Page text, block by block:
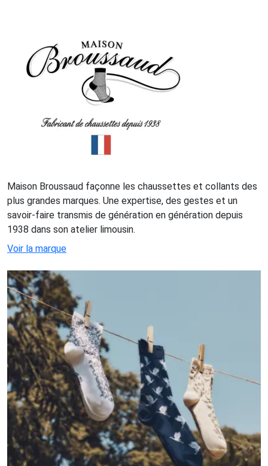
Maison Broussaud façonne les chaussettes et collants des
plus grandes marques. Une expertise, des gestes et un
savoir-faire transmis de génération en génération depuis
1938 dans son atelier limousin.
Voir la marque